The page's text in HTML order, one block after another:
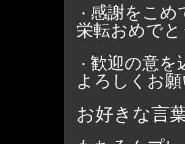
・ 感謝をこめ
栄転おめで
・ 歓迎の意を
よろしくお
お好きな言